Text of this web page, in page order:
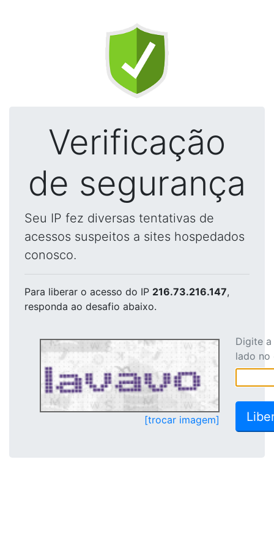
Verificação
de segurança
Seu IP fez diversas tentativas de
acessos suspeitos a sites hospedados
conosco.
Para liberar o acesso do IP 216.73.216.147,
responda ao desafio abaixo.
[trocar imagem]
Digite
lado no